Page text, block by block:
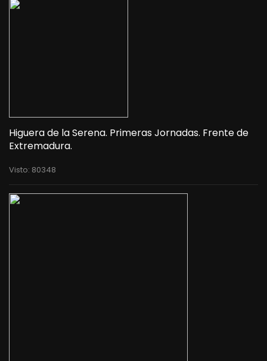
Higuera de la Serena. Primeras Jornadas. Frente de
Extremadura.
Visto: 80348